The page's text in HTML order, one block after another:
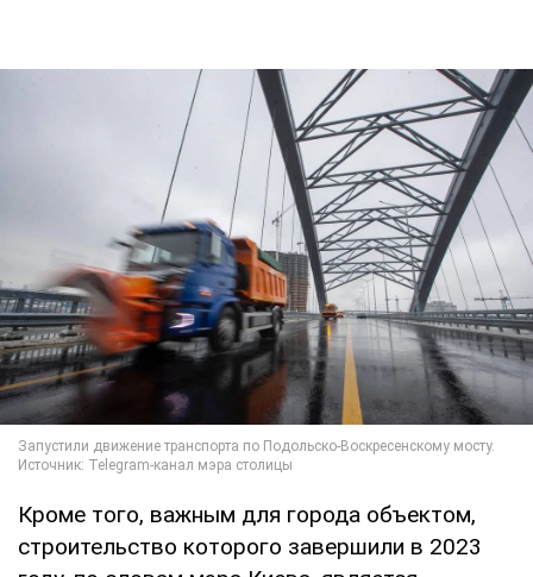
Кроме того, важным для города объектом,
строительство которого завершили в 2023